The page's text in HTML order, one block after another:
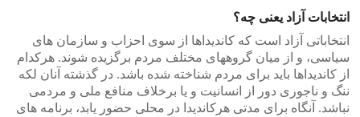
انتخابات آزاد یعنی چه؟
انتخاباتی آزاد است که کاندیداها از سوی احزاب و سازمان های
سیاسی، و از میان گروههای مختلف مردم برگزیده شوند. هرکدام
از کاندیداها باید برای مردم شناخته شده باشد. در گذشته آنان لکه
ننگ و ناجوری دور از انسانیت و یا برخلاف منافع ملی و مردمی
نباشد. آنگاه برای مدتی هرکاندیدا در محلی حضور یابد، برنامه های